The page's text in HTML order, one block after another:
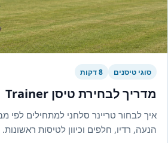
סוגי טיסנים 8 דקות
מדריך לבחירת טיסן Trainer
איך לבחור טריינר סלחני למתחילים לפי
הנעה, רדיו, חלפים וכיוון לטיסות ראשונות.